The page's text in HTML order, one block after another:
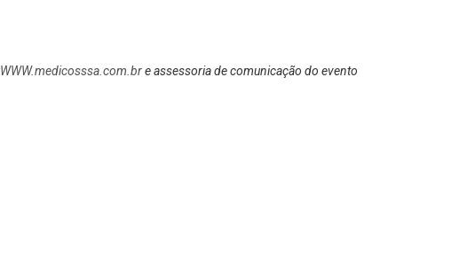
WWW.medicosssa.com.bre assessoria de comunicação do evento